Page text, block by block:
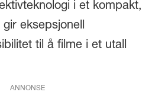
i et kompakt,
eksepsjonell
til å filme i et utall
ANNONSE